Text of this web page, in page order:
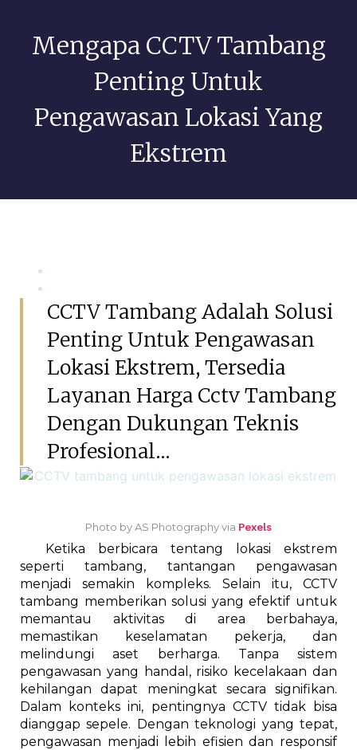
Mengapa CCTV Tambang
Penting Untuk
Pengawasan Lokasi Yang
Ekstrem
CCTV Tambang Adalah Solusi
Penting Untuk Pengawasan
Lokasi Ekstrem, Tersedia
Layanan Harga Cctv Tambang
Dengan Dukungan Teknis
Profesional...
Photo by AS Photography via Pexels
Ketika berbicara tentang lokasi ekstrem
seperti tambang, tantangan pengawasan
menjadi semakin kompleks. Selain itu, CCTV
tambang memberikan solusi yang efektif untuk
memantau aktivitas di area berbahaya,
memastikan keselamatan pekerja, dan
melindungi aset berharga. Tanpa sistem
pengawasan yang handal, risiko kecelakaan dan
kehilangan dapat meningkat secara signifikan.
Dalam konteks ini, pentingnya CCTV tidak bisa
dianggap sepele. Dengan teknologi yang tepat,
pengawasan menjadi lebih efisien dan responsif